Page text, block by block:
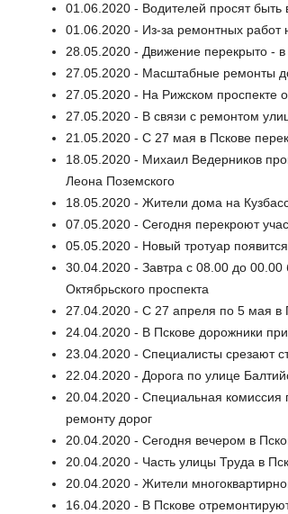
01.06.2020 - Водителей просят
01.06.2020 - Из-за ремонтных работ
28.05.2020 - Движение перекрыто -
27.05.2020 - Масштабные ремонты
27.05.2020 - На Рижском проспекте
27.05.2020 - В связи с ремонтом
21.05.2020 - С 27 мая в Пскове
18.05.2020 - Михаил Ведерников
Леона Поземского
18.05.2020 - Жители дома на
07.05.2020 - Сегодня перекроют
05.05.2020 - Новый тротуар
30.04.2020 - Завтра с 08.00 до 00.00
Октябрьского проспекта
27.04.2020 - С 27 апреля по 5 мая в
24.04.2020 - В Пскове дорожники
23.04.2020 - Специалисты срезают
22.04.2020 - Дорога по улице
20.04.2020 - Специальная комиссия
ремонту дорог
20.04.2020 - Сегодня вечером в
20.04.2020 - Часть улицы Труда в
20.04.2020 - Жители
16.04.2020 - В Пскове